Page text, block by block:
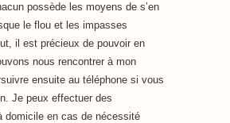
possède les moyens de s’en
le flou et les impasses
il est précieux de pouvoir en
nous rencontrer à mon
ensuite au téléphone si vous
Je peux effectuer des
domicile en cas de nécessité